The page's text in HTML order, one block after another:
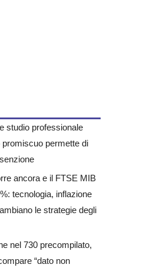
studio professionale
promiscuo permette di
ancora e il FTSE MIB
tecnologia, inflazione
le strategie degli
nel 730 precompilato,
“dato non